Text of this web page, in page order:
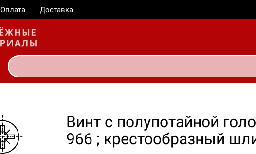
Оплата Доставка
Винт с полупотайной
966 ; крестообразный